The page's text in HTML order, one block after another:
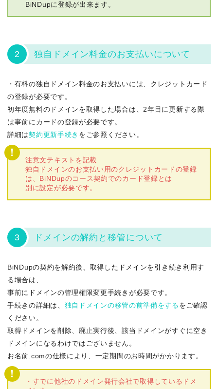
BiNDupに登録が出来ます。
2 独自ドメイン料金のお支払いについて
・有料の独自ドメイン料金のお支払いには、クレジットカード
の登録が必要です。
初年度無料のドメインを取得した場合は、2年目に更新する際
は事前にカードの登録が必要です。
詳細は契約更新手続き をご参照ください。
注意文テキストを記載
独自ドメインのお支払い用のクレジットカードの登録
は、BiNDupのコース契約でのカード登録とは
別に設定が必要です。
3 ドメインの解約と移管について
BiNDupの契約を解約後、取得したドメインを引き続き利用す
る場合は、
事前にドメインの管理権限変更手続きが必要です。
手続きの詳細は、 独自ドメインの移管の前準備をするをご確認
ください。
取得ドメインを削除、廃止実行後、該当ドメインがすぐに空き
ドメインになるわけではございません。
お名前.comの仕様により、一定期間のお時間がかかります。
・すでに他社のドメイン発行会社で取得しているドメ